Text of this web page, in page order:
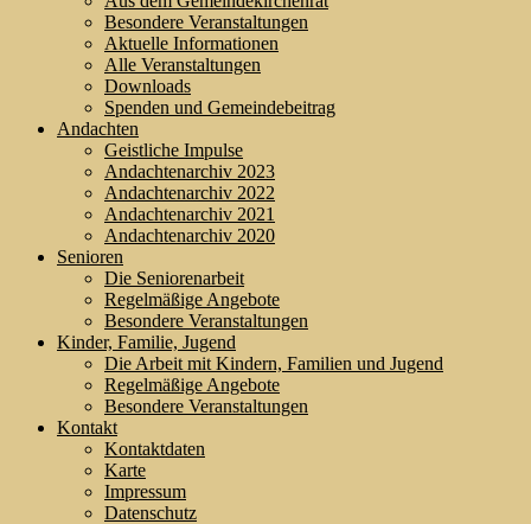
Besondere Veranstaltungen
Aktuelle Informationen
Alle Veranstaltungen
Downloads
Spenden und Gemeindebeitrag
Andachten
Geistliche Impulse
Andachtenarchiv 2023
Andachtenarchiv 2022
Andachtenarchiv 2021
Andachtenarchiv 2020
Senioren
Die Seniorenarbeit
Regelmäßige Angebote
Besondere Veranstaltungen
Kinder, Familie, Jugend
Die Arbeit mit Kindern, Familien und Jugend
Regelmäßige Angebote
Besondere Veranstaltungen
Kontakt
Kontaktdaten
Karte
Impressum
Datenschutz